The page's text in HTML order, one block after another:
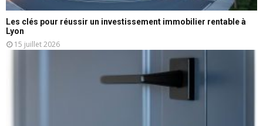
Les clés pour réussir un investissement immobilier rentable à
Lyon
15 juillet 2026